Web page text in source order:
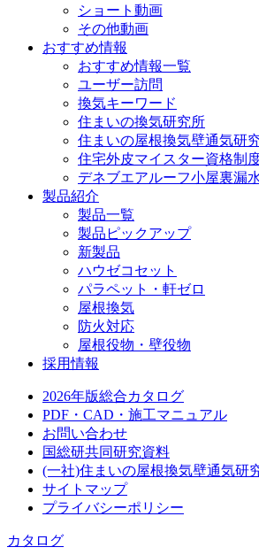
ショート動画
その他動画
おすすめ情報
おすすめ情報一覧
ユーザー訪問
換気キーワード
住まいの換気研究所
住まいの屋根換気壁通気研
住宅外皮マイスター資格制
デネブエアルーフ小屋裏漏
製品紹介
製品一覧
製品ピックアップ
新製品
ハウゼコセット
パラペット・軒ゼロ
屋根換気
防火対応
屋根役物・壁役物
採用情報
2026年版総合カタログ
PDF・CAD・施工マニュアル
お問い合わせ
国総研共同研究資料
(一社)住まいの屋根換気壁通気研
サイトマップ
プライバシーポリシー
カタログ